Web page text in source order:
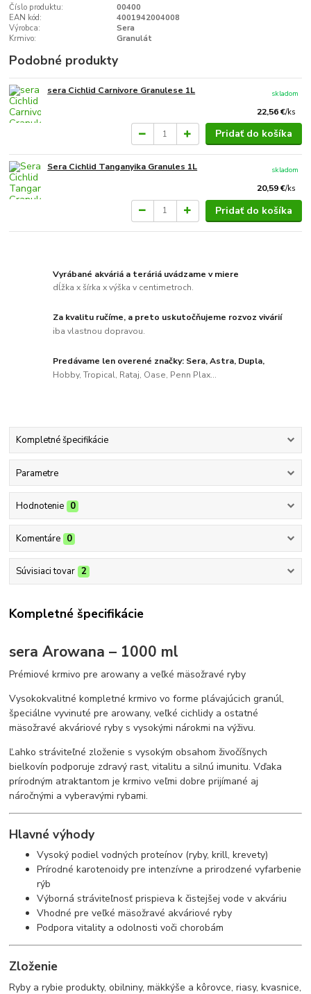
Číslo produktu:
00400
EAN kód:
4001942004008
Výrobca:
Sera
Krmivo:
Granulát
Podobné produkty
sera Cichlid Carnivore Granulese 1L
22,56 €/ks
skladom
Pridať do košíka
Sera Cichlid Tanganyika Granules 1L
20,59 €/ks
skladom
Pridať do košíka
Vyrábané akváriá a teráriá uvádzame v miere
dĺžka x šírka x výška v centimetroch.
Za kvalitu ručíme, a preto uskutočňujeme rozvoz vivárií
iba vlastnou dopravou.
Predávame len overené značky: Sera, Astra, Dupla,
Hobby, Tropical, Rataj, Oase, Penn Plax...
Kompletné špecifikácie
Parametre
Hodnotenie 0
Komentáre 0
Súvisiaci tovar 2
Kompletné špecifikácie
sera Arowana – 1000 ml
Prémiové krmivo pre arowany a veľké mäsožravé ryby
Vysokokvalitné kompletné krmivo vo forme plávajúcich granúl,
špeciálne vyvinuté pre arowany, veľké cichlidy a ostatné
mäsožravé akváriové ryby s vysokými nárokmi na výživu.
Ľahko stráviteľné zloženie s vysokým obsahom živočíšnych
bielkovín podporuje zdravý rast, vitalitu a silnú imunitu. Vďaka
prírodným atraktantom je krmivo veľmi dobre prijímané aj
náročnými a vyberavými rybami.
Hlavné výhody
Vysoký podiel vodných proteínov (ryby, krill, krevety)
Prírodné karotenoidy pre intenzívne a prirodzené vyfarbenie
rýb
Výborná stráviteľnosť prispieva k čistejšej vode v akváriu
Vhodné pre veľké mäsožravé akváriové ryby
Podpora vitality a odolnosti voči chorobám
Zloženie
Ryby a rybie produkty, obilniny, mäkkýše a kôrovce, riasy, kvasnice,